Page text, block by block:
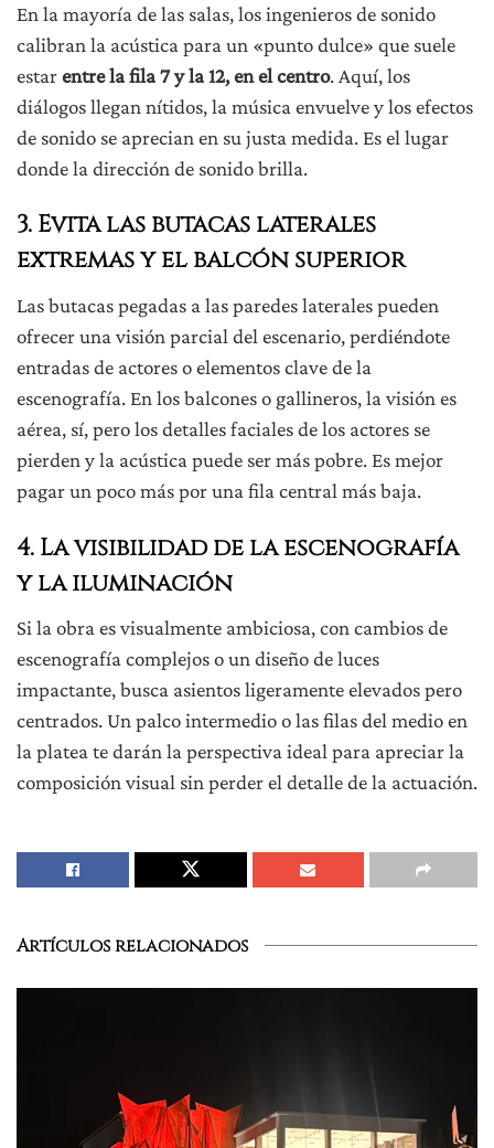
En la mayoría de las salas, los ingenieros de sonido
calibran la acústica para un «punto dulce» que suele
estarentre la fila 7 y la 12, en el centro. Aquí, los
diálogos llegan nítidos, la música envuelve y los efectos
de sonido se aprecian en su justa medida. Es el lugar
donde la dirección de sonido brilla.
3. Evita las butacas laterales
extremas y el balcón superior
Las butacas pegadas a las paredes laterales pueden
ofrecer una visión parcial del escenario, perdiéndote
entradas de actores o elementos clave de la
escenografía. En los balcones o gallineros, la visión es
aérea, sí, pero los detalles faciales de los actores se
pierden y la acústica puede ser más pobre. Es mejor
pagar un poco más por una fila central más baja.
4. La visibilidad de la escenografía
y la iluminación
Si la obra es visualmente ambiciosa, con cambios de
escenografía complejos o un diseño de luces
impactante, busca asientos ligeramente elevados pero
centrados. Un palco intermedio o las filas del medio en
la platea te darán la perspectiva ideal para apreciar la
composición visual sin perder el detalle de la actuación.
Artículos relacionados